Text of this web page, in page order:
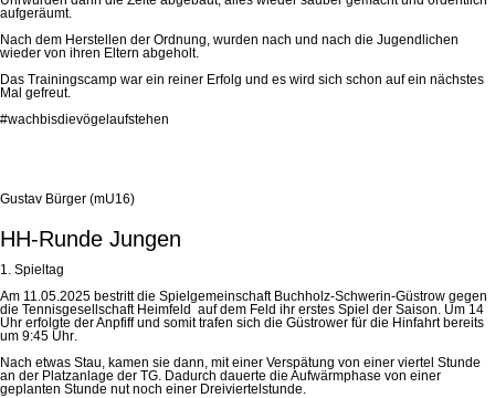
aufgeräumt.
Nach dem Herstellen der Ordnung, wurden nach und nach die Jugendlichen
wieder von ihren Eltern abgeholt.
Das Trainingscamp war ein reiner Erfolg und es wird sich schon auf ein nächstes
Mal gefreut.
#wachbisdievögelaufstehen
Gustav Bürger (mU16)
HH-Runde Jungen
1. Spieltag
Am 11.05.2025 bestritt die Spielgemeinschaft Buchholz-Schwerin-Güstrow gegen
die Tennisgesellschaft Heimfeld auf dem Feld ihr erstes Spiel der Saison. Um 14
Uhr erfolgte der Anpfiff und somit trafen sich die Güstrower für die Hinfahrt bereits
um 9:45 Uhr.
Nach etwas Stau, kamen sie dann, mit einer Verspätung von einer viertel Stunde
an der Platzanlage der TG. Dadurch dauerte die Aufwärmphase von einer
geplanten Stunde nut noch einer Dreiviertelstunde.